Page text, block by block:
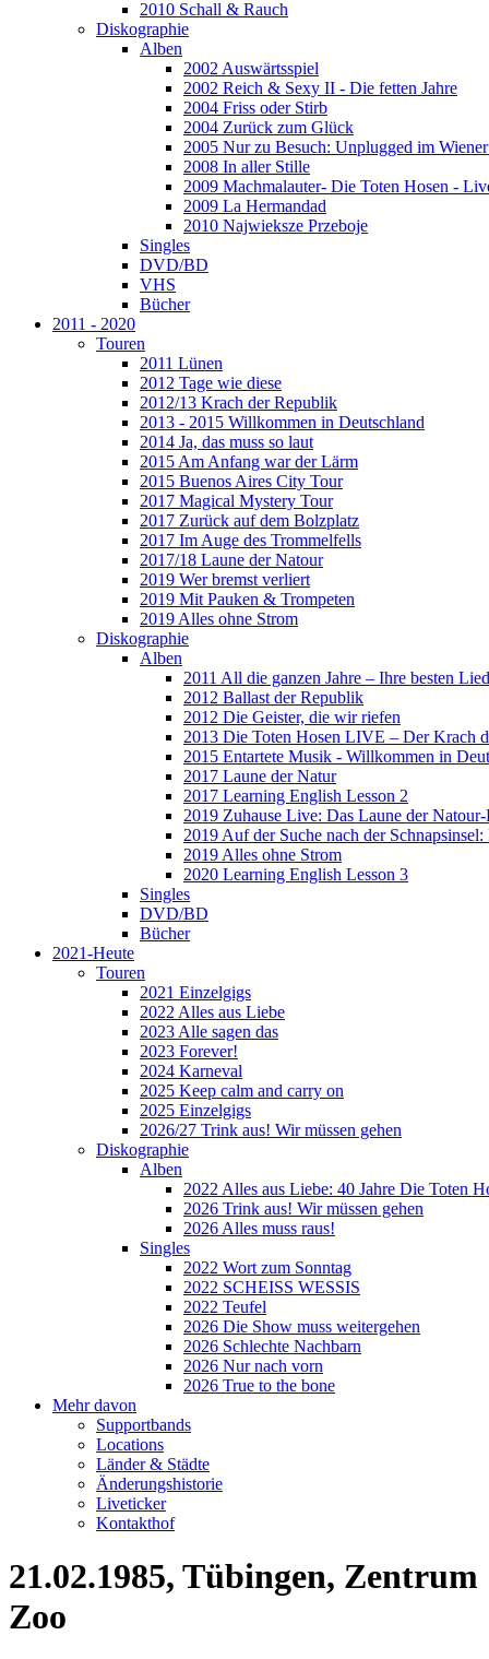
2010 Schall & Rauch
Diskographie
Alben
2002 Auswärtsspiel
2002 Reich & Sexy II - Die fetten Jahre
2004 Friss oder Stirb
2004 Zurück zum Glück
2005 Nur zu Besuch: Unplugged im
2008 In aller Stille
2009 Machmalauter- Die Toten Hosen -
2009 La Hermandad
2010 Najwieksze Przeboje
Singles
DVD/BD
VHS
Bücher
2011 - 2020
Touren
2011 Lünen
2012 Tage wie diese
2012/13 Krach der Republik
2013 - 2015 Willkommen in Deutschland
2014 Ja, das muss so laut
2015 Am Anfang war der Lärm
2015 Buenos Aires City Tour
2017 Magical Mystery Tour
2017 Zurück auf dem Bolzplatz
2017 Im Auge des Trommelfells
2017/18 Laune der Natour
2019 Wer bremst verliert
2019 Mit Pauken & Trompeten
2019 Alles ohne Strom
Diskographie
Alben
2011 All die ganzen Jahre – Ihre besten
2012 Ballast der Republik
2012 Die Geister, die wir riefen
2013 Die Toten Hosen LIVE – Der Krach
2015 Entartete Musik - Willkommen in
2017 Laune der Natur
2017 Learning English Lesson 2
2019 Zuhause Live: Das Laune der
2019 Auf der Suche nach der
2019 Alles ohne Strom
2020 Learning English Lesson 3
Singles
DVD/BD
Bücher
2021-Heute
Touren
2021 Einzelgigs
2022 Alles aus Liebe
2023 Alle sagen das
2023 Forever!
2024 Karneval
2025 Keep calm and carry on
2025 Einzelgigs
2026/27 Trink aus! Wir müssen gehen
Diskographie
Alben
2022 Alles aus Liebe: 40 Jahre Die Toten
2026 Trink aus! Wir müssen gehen
2026 Alles muss raus!
Singles
2022 Wort zum Sonntag
2022 SCHEISS WESSIS
2022 Teufel
2026 Die Show muss weitergehen
2026 Schlechte Nachbarn
2026 Nur nach vorn
2026 True to the bone
Mehr davon
Supportbands
Locations
Länder & Städte
Änderungshistorie
Liveticker
Kontakthof
21.02.1985, Tübingen, Zentrum
Zoo